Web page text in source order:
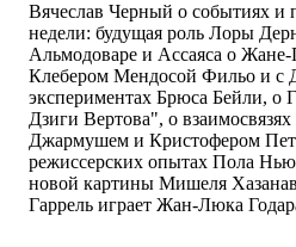
Вячеслав Черный о событиях и
недели: будущая роль Лоры
Альмодоваре и Ассаяса о
Клебером Мендосой Фильо и с
экспериментах Брюса Бейли, о
Дзиги Вертова", о
Джармушем и Кристофером
режиссерских опытах Пола
новой картины Мишеля
Гаррель играет Жан-Люка